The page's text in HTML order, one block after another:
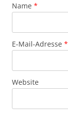
Name *
E-Mail-Adresse *
Website